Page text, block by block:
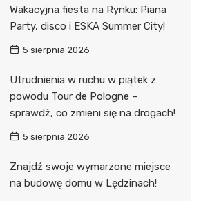
Wakacyjna fiesta na Rynku: Piana
Party, disco i ESKA Summer City!
5 sierpnia 2026
Utrudnienia w ruchu w piątek z
powodu Tour de Pologne –
sprawdź, co zmieni się na drogach!
5 sierpnia 2026
Znajdź swoje wymarzone miejsce
na budowę domu w Lędzinach!